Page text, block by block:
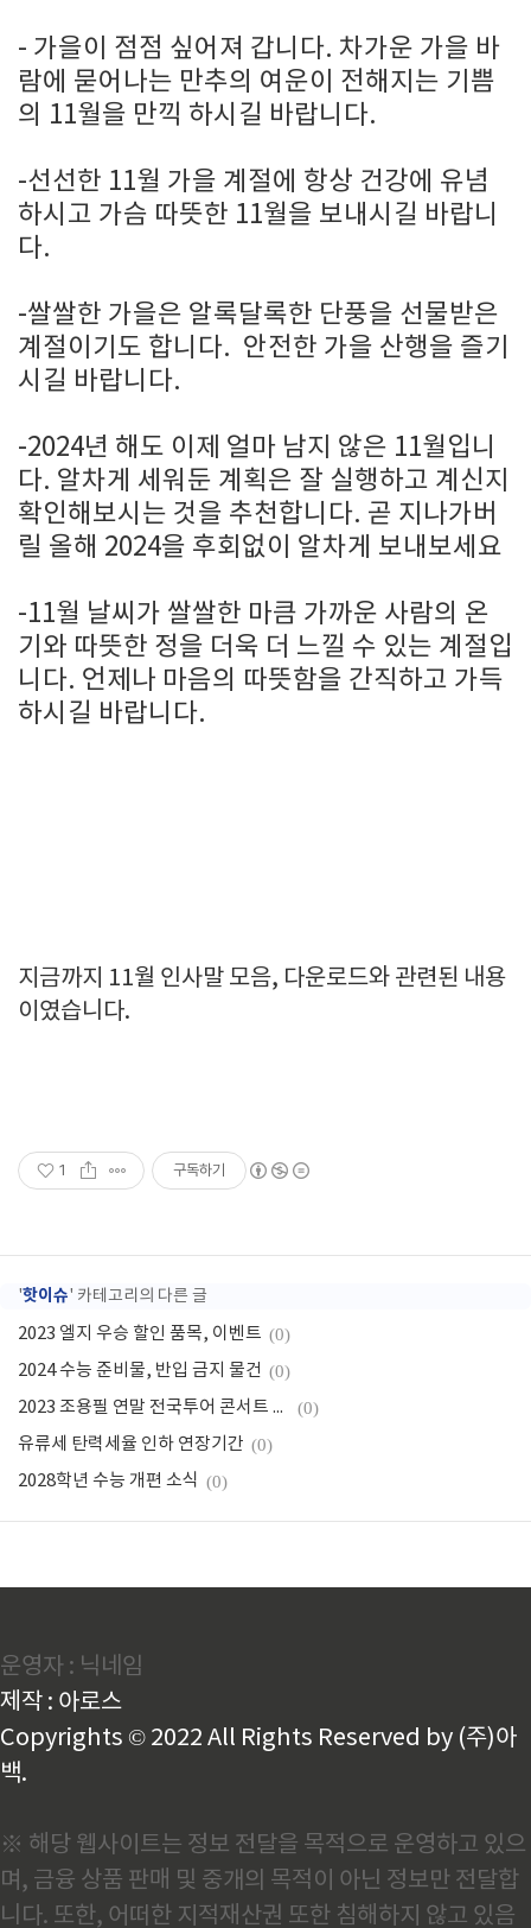
- 가을이 점점 싶어져 갑니다. 차가운 가을 바
람에 묻어나는 만추의 여운이 전해지는 기쁨
의 11월을 만끽 하시길 바랍니다.
-선선한 11월 가을 계절에 항상 건강에 유념
하시고 가슴 따뜻한 11월을 보내시길 바랍니
다.
-쌀쌀한 가을은 알록달록한 단풍을 선물받은
계절이기도 합니다. 안전한 가을 산행을 즐기
시길 바랍니다.
-2024년 해도 이제 얼마 남지 않은 11월입니
다. 알차게 세워둔 계획은 잘 실행하고 계신지
확인해보시는 것을 추천합니다. 곧 지나가버
릴 올해 2024을 후회없이 알차게 보내보세요
-11월 날씨가 쌀쌀한 마큼 가까운 사람의 온
기와 따뜻한 정을 더욱 더 느낄 수 있는 계절입
니다. 언제나 마음의 따뜻함을 간직하고 가득
하시길 바랍니다.
지금까지 11월 인사말 모음, 다운로드와 관련된 내용
이였습니다.
1 구독하기
'핫이슈' 카테고리의 다른 글
2023 엘지 우승 할인 품목, 이벤트 (0)
2024 수능 준비물, 반입 금지 물건 (0)
2023 조용필 연말 전국투어 콘서트 일정, 가격 (0)
유류세 탄력세율 인하 연장기간 (0)
2028학년 수능 개편 소식 (0)
운영자 : 닉네임
제작 : 아로스
Copyrights © 2022 All Rights Reserved by (주)아
백.
※ 해당 웹사이트는 정보 전달을 목적으로 운영하고 있으
며, 금융 상품 판매 및 중개의 목적이 아닌 정보만 전달합
니다. 또한, 어떠한 지적재산권 또한 침해하지 않고 있음